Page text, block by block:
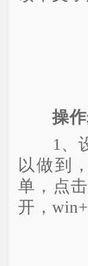
操作
1、设
以做到
单，点
开，